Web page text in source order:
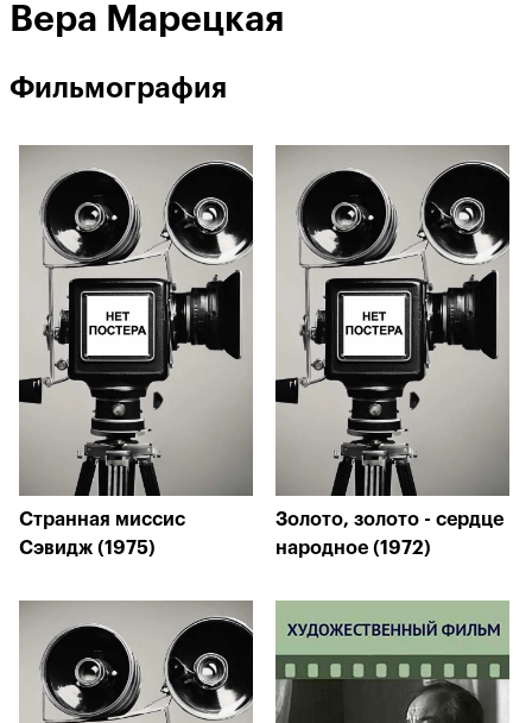
Вера Марецкая
Фильмография
Странная миссис
Сэвидж (1975)
Золото, золото - сердце
народное (1972)